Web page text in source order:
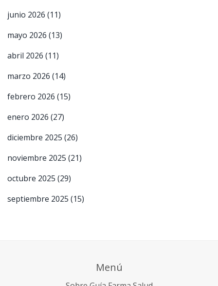
junio 2026 (11)
mayo 2026 (13)
abril 2026 (11)
marzo 2026 (14)
febrero 2026 (15)
enero 2026 (27)
diciembre 2025 (26)
noviembre 2025 (21)
octubre 2025 (29)
septiembre 2025 (15)
Menú